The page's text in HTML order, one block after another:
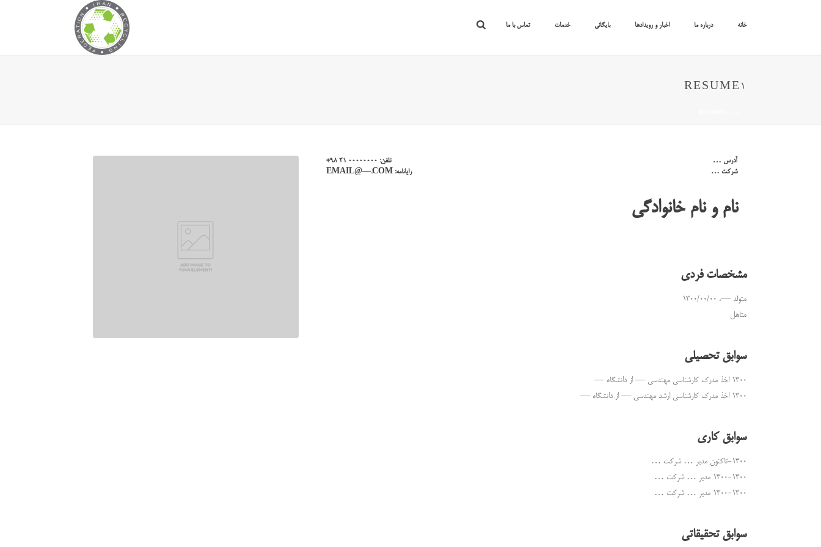
خانه درباره ما اخبار و رویدادها بایگانی خدمات تماس با ما
RESUME1
آدرس …
شرکت …
تلفن: ۰۰۰۰۰۰۰۰ ۲۱ ۹۸+
رایانامه: EMAIL@—.COM
نام و نام خانوادگی
مشخصات فردی
متولد —، ۱۳۰۰/۰۰/۰۰
متاهل
سوابق تحصیلی
۱۳۰۰ اخذ مدرک کارشناسی مهندسی — از دانشگاه —
۱۳۰۰ اخذ مدرک کارشناسی ارشد مهندسی — از دانشگاه —
سوابق کاری
۱۳۰۰-تاکنون مدیر … شرکت …
۱۳۰۰-۱۳۰۰ مدیر … شرکت …
۱۳۰۰-۱۳۰۰ مدیر … شرکت …
سوابق تحقیقاتی